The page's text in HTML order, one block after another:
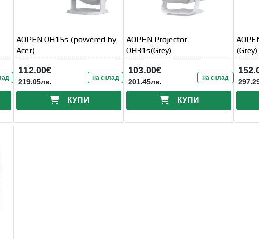
AOPEN QH15s (powered by
Acer)
112.00€
219.05лв. на склад
КУПИ
AOPEN Projector
QH31s(Grey)
103.00€
201.45лв. на склад
КУПИ
(Grey)